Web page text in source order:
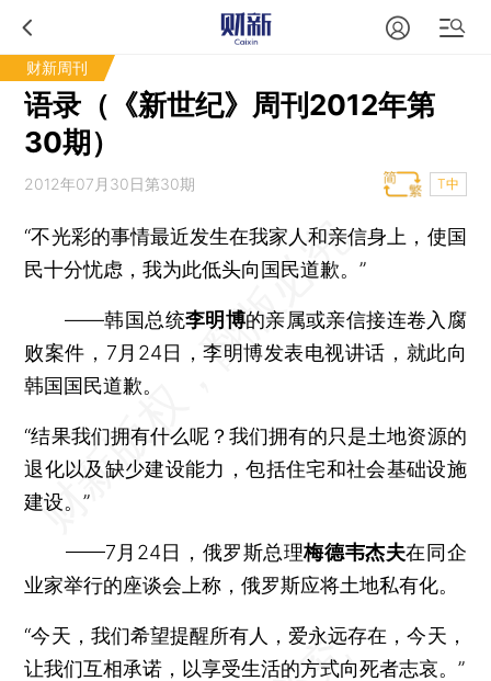
财新周刊
语录（《新世纪》周刊2012年第
30期）
2012年07月30日第30期 T中
“不光彩的事情最近发生在我家人和亲信身上，使国
民十分忧虑，我为此低头向国民道歉。”
——韩国总统李明博的亲属或亲信接连卷入腐
败案件，7月24日，李明博发表电视讲话，就此向
韩国国民道歉。
“结果我们拥有什么呢？我们拥有的只是土地资源的
退化以及缺少建设能力，包括住宅和社会基础设施
建设。”
——7月24日，俄罗斯总理梅德韦杰夫在同企
业家举行的座谈会上称，俄罗斯应将土地私有化。
“今天，我们希望提醒所有人，爱永远存在，今天，
让我们互相承诺，以享受生活的方式向死者志哀。”